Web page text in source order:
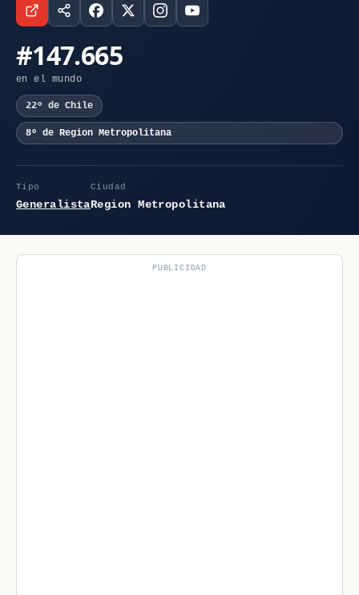
#147.665
en el mundo
22º de Chile
8º de Region Metropolitana
Tipo
Generalista
Ciudad
Region Metropolitana
PUBLICIDAD